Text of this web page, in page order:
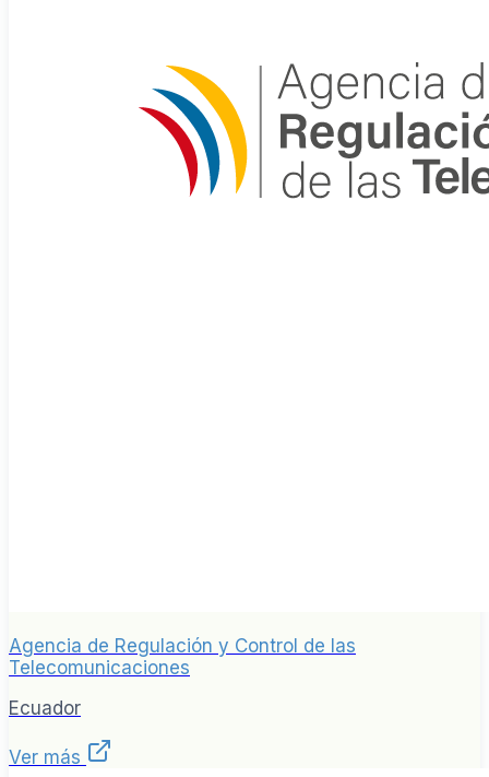
Agencia de Regulación y Control de las
Telecomunicaciones
Ecuador
Ver más